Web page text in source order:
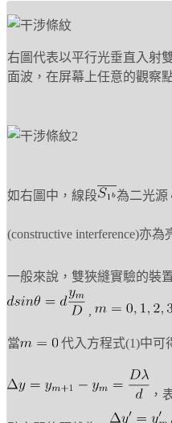
右圖代表以平行光垂直入射
面波，在屏幕上任意的觀察
如右圖中，線段 為二光源
(constructive interference)亦
一般來說，雙狹縫實驗的裝
,
當 代入方程式(1)中可
，